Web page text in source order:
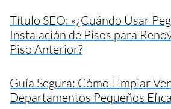
Título SEO: «¿Cuándo Usar
Instalación de Pisos para
Piso Anterior?
Guía Segura: Cómo Limpiar
Departamentos Pequeños